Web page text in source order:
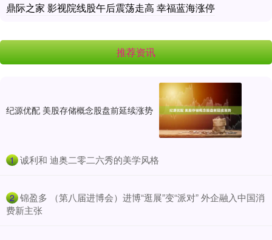
鼎际之家 影视院线股午后震荡走高 幸福蓝海涨停
推荐资讯
纪源优配 美股存储概念股盘前延续涨势
1 ​诚利和 迪奥二零二六秀的美学风格
2 ​锦盈多 （第八届进博会）进博“逛展”变“派对” 外企融入中国消
费新主张